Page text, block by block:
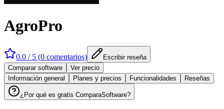
AgroPro
0.0 / 5 (0 comentarios)
Escribir reseña
Comparar software
Ver precio
Información general
Planes y precios Funcionalidades Reseñas
¿Por qué es gratis ComparaSoftware?